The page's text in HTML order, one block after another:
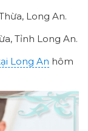
Long An.
Tỉnh Long An.
Long An hôm